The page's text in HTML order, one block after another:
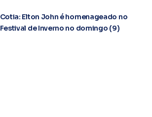
Cotia: Elton John é homenageado no
Festival de Inverno no domingo (9)